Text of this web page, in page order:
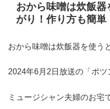
おから味噌は炊飯
がり！作り方も簡単
おから味噌は炊飯器を使う
2024年6月2日放送の「ポ
ミュージシャン夫婦のお宅